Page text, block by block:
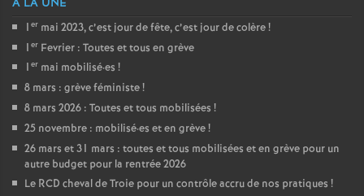
1 er mai 2023, c’est jour de fête, c’est jour de colère!
1 er Fevrier : Toutes et tous en grève
1 er mai mobilisé·es !
8 mars : grève féministe!
8 mars 2026 : Toutes et tous mobilisées !
25 novembre : mobilisé·es et en grève!
26 mars et 31 mars : toutes et tous mobilisées et en grève pour un
autre budget pour la rentrée 2026
Le RCD cheval de Troie pour un contrôle accru de nos pratiques !